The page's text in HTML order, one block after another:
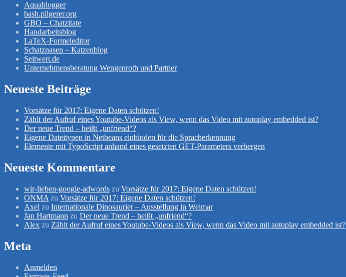
Aquablogger
bash.pilgerer.org
GBO – Chatzitate
Handarbeitsblog
LaTeX-Formeleditor
Schatznasen – Katzenblog
Seitwert.de
Unternehmensberatung Wengenroth und Partner
Neueste Beiträge
Vorsätze für 2017: Eigene Daten schützen!
Zählt der Aufruf eines Youtube-Videos als View, wenn das Video mit autoplay embedded ist?
Der neue Trend – heißt „unfriend“?
Eigene Dateitypen in Netbeans einbinden für die Spracherkennung
Elemente mit TypoScript anhand eines gesetzten GET-Parameters verbergen
Neueste Kommentare
wir-lieben-google-adwords zu Vorsätze für 2017: Eigene Daten schützen!
ONMA zu Vorsätze für 2017: Eigene Daten schützen!
Axel zu Internationale Dinosaurier – Ausstellung in Weimar
Jan Hartmann zu Der neue Trend – heißt „unfriend“?
Alex zu Zählt der Aufruf eines Youtube-Videos als View, wenn das Video mit autoplay embedded ist?
Meta
Anmelden